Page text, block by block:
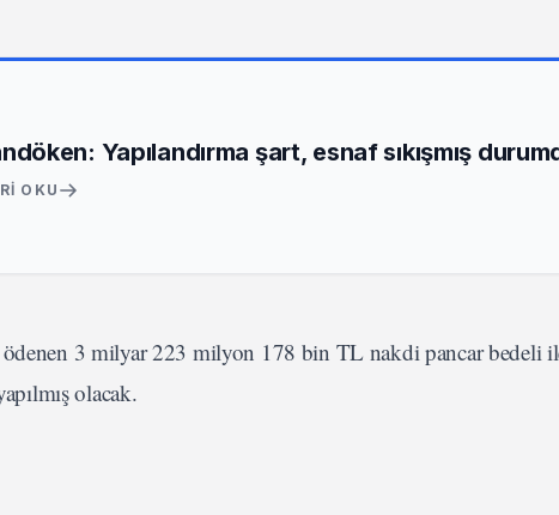
Yapılandırma şart, esnaf sıkışmış
OKU
ödenen 3 milyar 223 milyon 178 bin TL nakdi pancar bedeli
olacak.